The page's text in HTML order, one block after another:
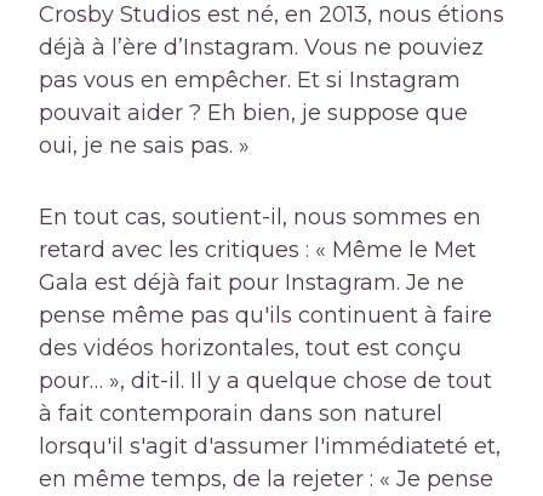
Crosby Studios est né, en 2013, nous étions
déjà à l’ère d’Instagram. Vous ne pouviez
pas vous en empêcher. Et si Instagram
pouvait aider ? Eh bien, je suppose que
oui, je ne sais pas. »
En tout cas, soutient-il, nous sommes en
retard avec les critiques : « Même le Met
Gala est déjà fait pour Instagram. Je ne
pense même pas qu'ils continuent à faire
des vidéos horizontales, tout est conçu
pour… », dit-il. Il y a quelque chose de tout
à fait contemporain dans son naturel
lorsqu'il s'agit d'assumer l'immédiateté et,
en même temps, de la rejeter : « Je pense